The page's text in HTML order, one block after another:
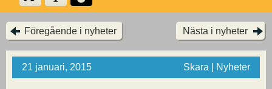
Föregående i nyheter Nästa i nyheter
21 januari, 2015 Skara | Nyheter